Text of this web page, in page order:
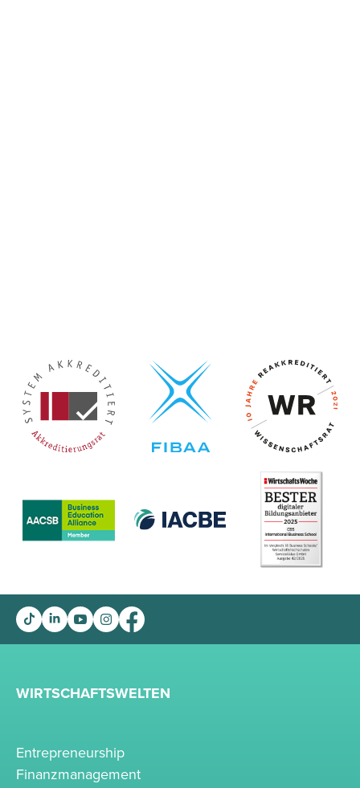
WIRTSCHAFTSWELTEN
Entrepreneurship
Finanzmanagement